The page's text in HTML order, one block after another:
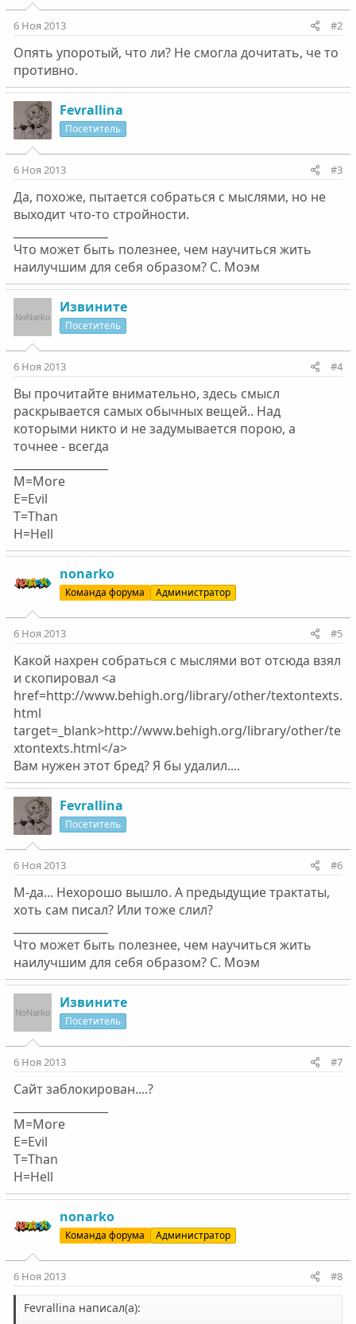
6 Ноя 2013 #2
Опять упоротый, что ли? Не смогла дочитать, че то
противно.
Fevrallina
Посетитель
6 Ноя 2013 #3
Да, похоже, пытается собраться с мыслями, но не
выходит что-то стройности.
Что может быть полезнее, чем научиться жить
наилучшим для себя образом? С. Моэм
Извините
Посетитель
6 Ноя 2013 #4
Вы прочитайте внимательно, здесь смысл
раскрывается самых обычных вещей.. Над
которыми никто и не задумывается порою, а
точнее - всегда
M=More
E=Evil
T=Than
H=Hell
nonarko
Команда форума Администратор
6 Ноя 2013 #5
Какой нахрен собраться с мыслями вот отсюда взял
и скопировал <a
href=http://www.behigh.org/library/other/textontexts.
html
target=_blank>http://www.behigh.org/library/other/te
xtontexts.html</a>
Вам нужен этот бред? Я бы удалил....
Fevrallina
Посетитель
6 Ноя 2013 #6
М-да... Нехорошо вышло. А предыдущие трактаты,
хоть сам писал? Или тоже слил?
Что может быть полезнее, чем научиться жить
наилучшим для себя образом? С. Моэм
Извините
Посетитель
6 Ноя 2013 #7
Сайт заблокирован....?
M=More
E=Evil
T=Than
H=Hell
nonarko
Команда форума Администратор
6 Ноя 2013 #8
Fevrallina написал(а):